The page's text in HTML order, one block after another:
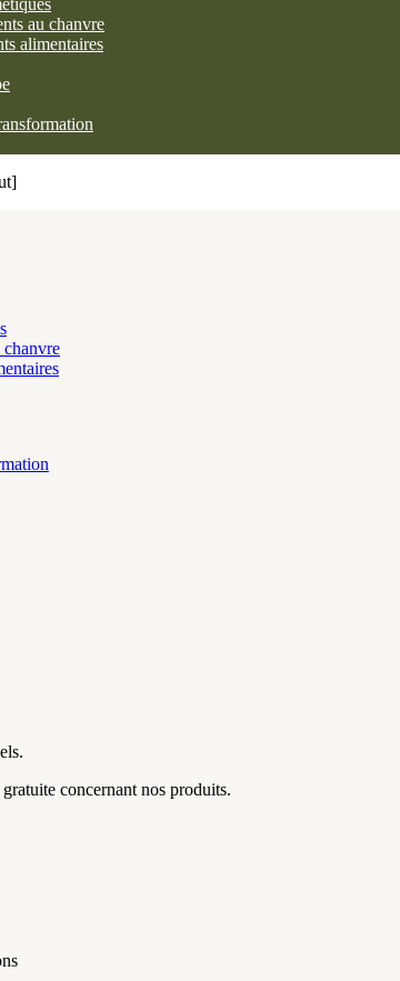
au chanvre
alimentaires
chanvre
concernant nos produits.